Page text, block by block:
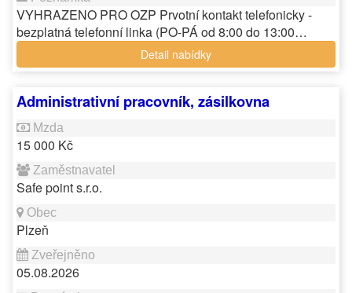
VYHRAZENO PRO OZP Prvotní kontakt telefonicky -
bezplatná telefonní linka (PO-PÁ od 8:00 do 13:00…
Detail nabídky
Administrativní pracovník, zásilkovna
15 000 Kč
Safe point s.r.o.
Plzeň
05.08.2026